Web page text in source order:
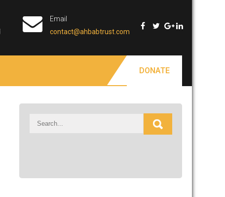
Email
contact@ahbabtrust.com
DONATE